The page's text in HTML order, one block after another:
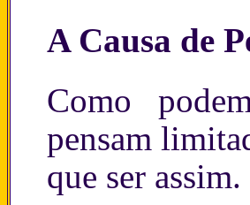
A Causa de
Como
pensam
que ser assim.